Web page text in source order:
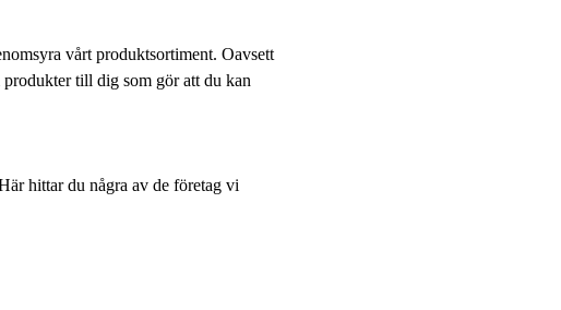
vårt produktsortiment. Oavsett
till dig som gör att du kan
hittar du några av de företag vi